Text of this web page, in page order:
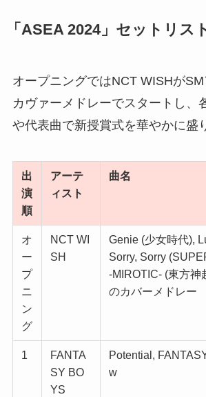
「ASEA 2024」セットリス
オープニングではNCT WISHが
カヴァーメドレーでスタートし、
や代表曲で新授賞式を華やかに盛
出
演
順
アーテ
ィスト
曲名
オ
ー
プ
ニ
ン
グ
NCT WI
SH
Genie (少女時代),
Sorry, Sorry
-MIROTIC- (東方神
のカバーメドレー
1
FANTA
SY BO
YS
Potential,
w